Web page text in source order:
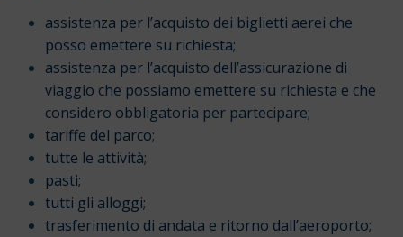
assistenza per l’acquisto dei biglietti aerei che
posso emettere su richiesta;
assistenza per l’acquisto dell’assicurazione di
viaggio che possiamo emettere su richiesta e che
considero obbligatoria per partecipare;
tariffe del parco;
tutte le attività;
pasti;
tutti gli alloggi;
trasferimento di andata e ritorno dall’aeroporto;